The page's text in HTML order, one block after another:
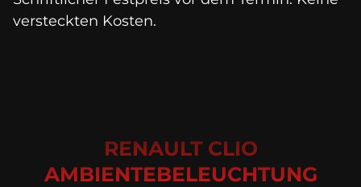
versteckten Kosten.
RENAULT CLIO
AMBIENTEBELEUCHTUNG